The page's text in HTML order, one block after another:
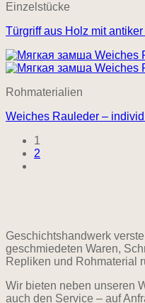
Einzelstücke
Türgriff aus Holz mit
Rohmaterialien
Weiches Rauleder –
1
2
Geschichtshandwerk
geschmiedeten Waren,
Repliken und Rohmaterial
Wir bieten neben unseren
auch den Service – auf